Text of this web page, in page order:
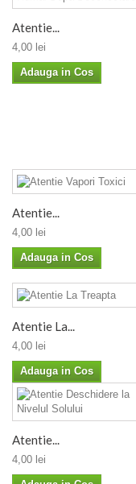
Atentie...
4,00 lei
Adauga in Cos
Atentie...
4,00 lei
Adauga in Cos
Atentie La...
4,00 lei
Adauga in Cos
Atentie...
4,00 lei